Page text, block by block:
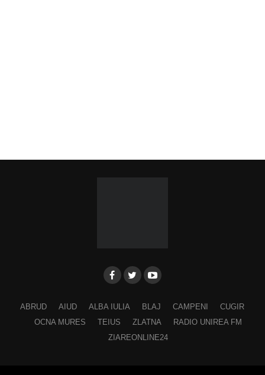
ABRUD AIUD ALBA IULIA BLAJ CAMPENI
CUGIR
OCNA MURES
TEIUS ZLATNA
RADIO UNIREA FM
ZIAREONLINE24